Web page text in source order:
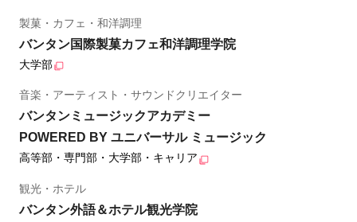
製菓・カフェ・和洋調理
バンタン国際製菓カフェ和洋調理学院
大学部
音楽・アーティスト・サウンドクリエイター
バンタンミュージックアカデミー
POWERED BY ユニバーサル ミュージック
高等部・専門部・大学部・キャリア
観光・ホテル
バンタン外語＆ホテル観光学院